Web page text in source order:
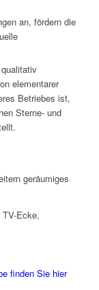
an, fördern die
elementarer
Betriebes ist,
Sterne- und
geräumiges
Ecke,
finden Sie hier